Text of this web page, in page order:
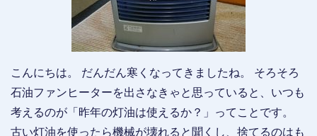
こんにちは。 だんだん寒くなってきましたね。 そろそろ
石油ファンヒーターを出さなきゃと思っていると、いつも
考えるのが「昨年の灯油は使えるか？」ってことです。
古い灯油を使ったら機械が壊れると聞くし、捨てるのはも